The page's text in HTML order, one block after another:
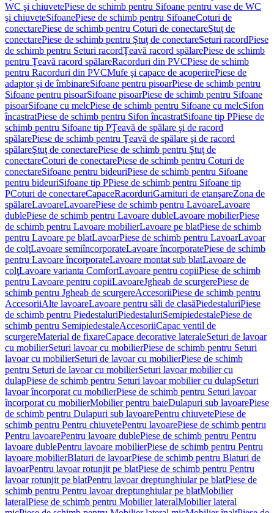
WC şi chiuvetePiese de schimb pentru Sifoane pentru vase de WC
şi chiuveteSifoanePiese de schimb pentru SifoaneCoturi de
conectarePiese de schimb pentru Coturi de conectareŞtuţ de
conectarePiese de schimb pentru Ştuţ de conectareSeturi racordPiese
de schimb pentru Seturi racordŢeavă racord spălarePiese de schimb
pentru Ţeavă racord spălareRacorduri din PVCPiese de schimb
pentru Racorduri din PVCMufe şi capace de acoperirePiese de
adaptor şi de îmbinareSifoane pentru pisoarPiese de schimb pentru
Sifoane pentru pisoarSifoane pisoarPiese de schimb pentru Sifoane
pisoarSifoane cu melcPiese de schimb pentru Sifoane cu melcSifon
încastratPiese de schimb pentru Sifon încastratSifoane tip PPiese de
schimb pentru Sifoane tip PŢeavă de spălare şi de racord
spălarePiese de schimb pentru Ţeavă de spălare şi de racord
spălareŞtuţ de conectarePiese de schimb pentru Ştuţ de
conectareCoturi de conectarePiese de schimb pentru Coturi de
conectareSifoane pentru bideuriPiese de schimb pentru Sifoane
pentru bideuriSifoane tip PPiese de schimb pentru Sifoane tip
PCoturi de conectareCapaceRacorduriGarnituri de etanşareZona de
spălareLavoareLavoarePiese de schimb pentru LavoareLavoare
dublePiese de schimb pentru Lavoare dubleLavoare mobilierPiese
de schimb pentru Lavoare mobilierLavoare pe blatPiese de schimb
pentru Lavoare pe blatLavoarPiese de schimb pentru LavoarLavoar
de colţLavoare semiîncorporateLavoare încorporatePiese de schimb
pentru Lavoare încorporateLavoare montat sub blatLavoare de
colţLavoare varianta ComfortLavoare pentru copiiPiese de schimb
pentru Lavoare pentru copiiLavoareJgheab de scurgerePiese de
schimb pentru Jgheab de scurgereAccesoriiPiese de schimb pentru
AccesoriiAlte lavoareLavoare pentru săli de clasăPiedestaluriPiese
de schimb pentru PiedestaluriPiedestaluriSemipiedestalePiese de
schimb pentru SemipiedestaleAccesoriiCapac ventil de
scurgereMaterial de fixareCapace decorative lateraleSeturi de lavoar
cu mobilierSeturi lavoar cu mobilierPiese de schimb pentru Seturi
lavoar cu mobilierSeturi de lavoar cu mobilierPiese de schimb
pentru Seturi de lavoar cu mobilierSeturi lavoar mobilier cu
dulapPiese de schimb pentru Seturi lavoar mobilier cu dulapSeturi
lavoar încorporat cu mobilierPiese de schimb pentru Seturi lavoar
încorporat cu mobilierMobilier pentru baieDulapuri sub lavoarePiese
de schimb pentru Dulapuri sub lavoarePentru chiuvetePiese de
schimb pentru Pentru chiuvetePentru lavoarePiese de schimb pentru
Pentru lavoarePentru lavoare dublePiese de schimb pentru Pentru
lavoare dublePentru lavoare mobilierPiese de schimb pentru Pentru
lavoare mobilierBlaturi de lavoarPiese de schimb pentru Blaturi de
lavoarPentru lavoar rotunjit pe blatPiese de schimb pentru Pentru
lavoar rotunjit pe blatPentru lavoar dreptunghiular pe blatPiese de
schimb pentru Pentru lavoar dreptunghiular pe blatMobilier
lateralPiese de schimb pentru Mobilier lateralMobilier lateral